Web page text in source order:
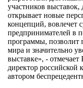
участников выставок,
открывает новые
концепций, вовлечет
предпринимателей в
программы, позволит
мира и значительно
выставке», -
директор российской
автором